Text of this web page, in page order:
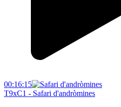
00:16:15
T9xC1 - Safari d'andròmines